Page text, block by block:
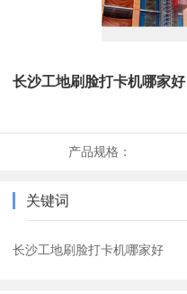
长沙工地刷脸打卡机哪家好
产品规格：
关键词
长沙工地刷脸打卡机哪家好